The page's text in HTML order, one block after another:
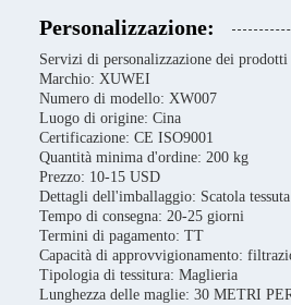
Personalizzazione:
Servizi di personalizzazione dei
Marchio: XUWEI
Numero di modello: XW007
Luogo di origine: Cina
Certificazione: CE ISO9001
Quantità minima d'ordine: 200 kg
Prezzo: 10-15 USD
Dettagli dell'imballaggio: Scatola tessuta
Tempo di consegna: 20-25 giorni
Termini di pagamento: TT
Capacità di approvvigionamento:
Tipologia di tessitura: Maglieria
Lunghezza delle maglie: 30 METRI